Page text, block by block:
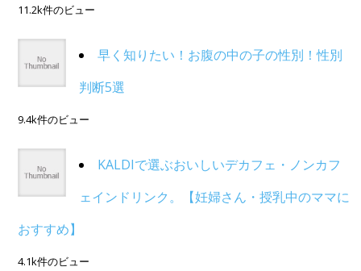
11.2k件のビュー
早く知りたい！お腹の中の子の性別！性別
判断5選
9.4k件のビュー
KALDIで選ぶおいしいデカフェ・ノンカフ
ェインドリンク。【妊婦さん・授乳中のママに
おすすめ】
4.1k件のビュー